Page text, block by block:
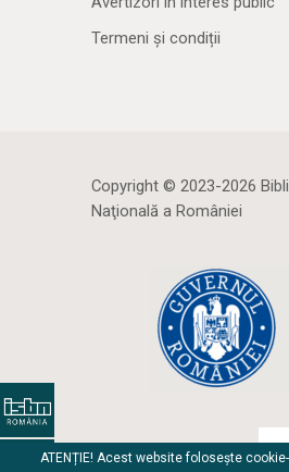
Termeni și condiții
Copyright © 2023-2026
Naţională a României
ATENȚIE! Acest website folosește